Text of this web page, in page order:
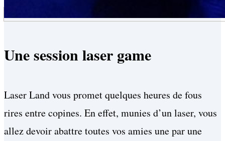
Une session laser game
Laser Land vous promet quelques heures de fous
rires entre copines. En effet, munies d’un laser, vous
allez devoir abattre toutes vos amies une par une